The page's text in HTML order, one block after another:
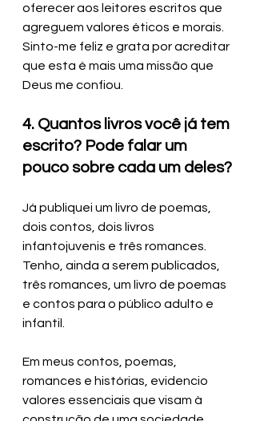
oferecer aos leitores escritos que
agreguem valores éticos e morais.
Sinto-me feliz e grata por acreditar
que esta é mais uma missão que
Deus me confiou.
4. Quantos livros você já tem
escrito? Pode falar um
pouco sobre cada um deles?
Já publiquei um livro de poemas,
dois contos, dois livros
infantojuvenis e três romances.
Tenho, ainda a serem publicados,
três romances, um livro de poemas
e contos para o público adulto e
infantil.
Em meus contos, poemas,
romances e histórias, evidencio
valores essenciais que visam à